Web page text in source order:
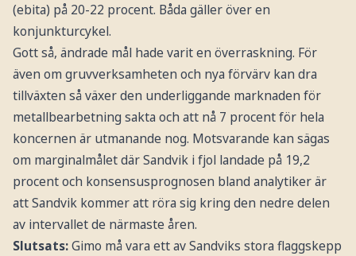
(ebita) på 20-22 procent. Båda gäller över en
konjunkturcykel.
Gott så, ändrade mål hade varit en överraskning. För
även om gruvverksamheten och nya förvärv kan dra
tillväxten så växer den underliggande marknaden för
metallbearbetning sakta och att nå 7 procent för hela
koncernen är utmanande nog. Motsvarande kan sägas
om marginalmålet där Sandvik i fjol landade på 19,2
procent och konsensusprognosen bland analytiker är
att Sandvik kommer att röra sig kring den nedre delen
av intervallet de närmaste åren.
Slutsats:Gimo må vara ett av Sandviks stora flaggskepp